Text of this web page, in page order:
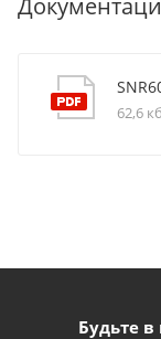
62,6 кб
Будьте